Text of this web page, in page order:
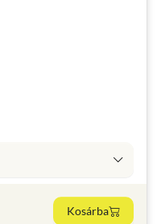
Kosárba